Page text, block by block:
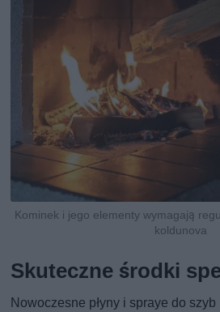
Kominek i jego elementy wymagają
koldunova
Skuteczne środki
Nowoczesne płyny i spraye do